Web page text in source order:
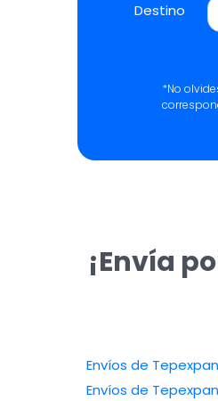
Destino
*No
¡Envía
Envíos de
Envíos de